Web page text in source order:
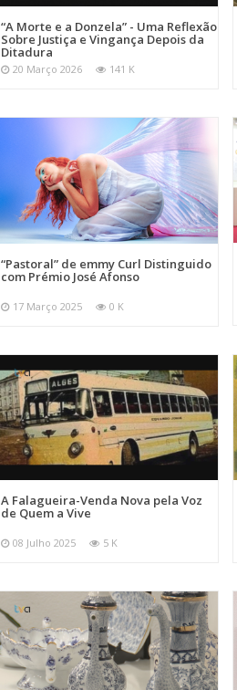
“A Morte e a Donzela” - Uma Reflexão
Sobre Justiça e Vingança Depois da
Ditadura
20 Março 2026 141 K
“Pastoral” de emmy Curl Distinguido
com Prémio José Afonso
17 Março 2025 0 K
A Falagueira-Venda Nova pela Voz
de Quem a Vive
08 Julho 2025 5 K